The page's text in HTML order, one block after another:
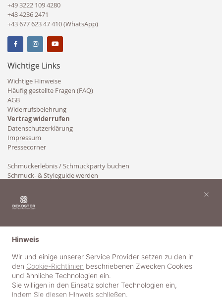
+49 3222 109 4280
+43 4236 2471
+43 677 623 47 410 (WhatsApp)
Wichtige Links
Wichtige Hinweise
Häufig gestellte Fragen (FAQ)
AGB
Widerrufsbelehrung
Vertrag widerrufen
Datenschutzerklärung
Impressum
Pressecorner
Schmuckerlebnis / Schmuckparty buchen
Schmuck- & Styleguide werden
Hinweis
Wir und einige unserer Service Provider setzen zu den in
den Cookie-Richtlinien beschriebenen Zwecken Cookies
und ähnliche Technologien ein.
Sie willigen in den Einsatz solcher Technologien ein,
indem Sie diesen Hinweis schließen.
×